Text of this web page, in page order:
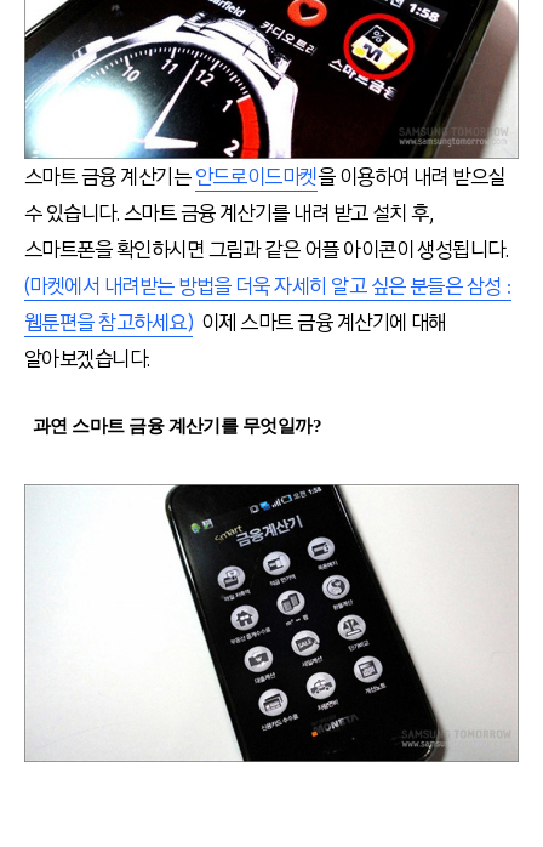
스마트 금융 계산기는안드로이드마켓을 이용하여 내려 받으실
수 있습니다. 스마트 금융 계산기를 내려 받고 설치 후,
스마트폰을 확인하시면 그림과 같은 어플 아이콘이 생성됩니다.
(마켓에서 내려받는 방법을 더욱 자세히 알고 싶은 분들은 삼성 :
웹툰편을 참고하세요) 이제스마트 금융 계산기 에 대해
알아보겠습니다.
과연 스마트 금융 계산기를 무엇일까?